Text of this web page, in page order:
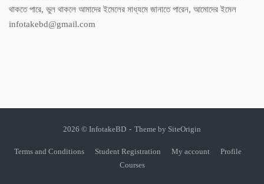
থাকতে পারে, ভুল থাকলে আমাদের ইমেলের মাধ্যমে জানাতে পারেন, আমোদের ইমেল
infotakebd@gmail.com
2026 © InfotakeBD Theme by SiteOrigin
Terms and Conditions Student Registration My account
Profile
Courses